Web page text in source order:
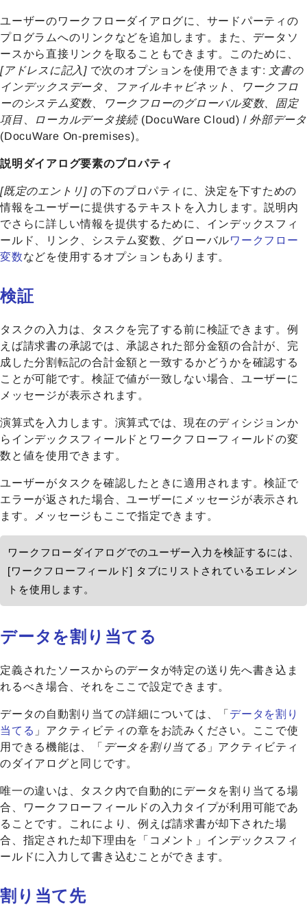
ユーザーのワークフローダイアログに、サードパーティの
プログラムへのリンクなどを追加します。また、データソ
ースから直接リンクを取ることもできます。このために、
[アドレスに記入]で次のオプションを使用できます: 文書の
インデックスデータ、ファイルキャビネット、ワークフロ
ーのシステム変数、ワークフローのグローバル変数、固定
項目
ローカルデータ接続(DocuWare Cloud) / 外部データ
(DocuWare On-premises)。
説明ダイアログ要素のプロパティ
[既定のエントリ]の下のプロパティに、決定を下すための
情報をユーザーに提供するテキストを入力します。説明内
でさらに詳しい情報を提供するために、インデックスフィ
ールド、リンク、システム変数、グローバルワークフロー
変数などを使用するオプションもあります。
検証
タスクの入力は、タスクを完了する前に検証できます。例
えば請求書の承認では、承認された部分金額の合計が、完
成した分割転記の合計金額と一致するかどうかを確認する
ことが可能です。検証で値が一致しない場合、ユーザーに
メッセージが表示されます。
演算式を入力します。演算式では、現在のディシジョンか
らインデックスフィールドとワークフローフィールドの変
数と値を使用できます。
ユーザーがタスクを確認したときに適用されます。検証で
エラーが返された場合、ユーザーにメッセージが表示され
ます。メッセージもここで指定できます。
ワークフローダイアログでのユーザー入力を検証するには、
[ワークフローフィールド] タブにリストされているエレメン
トを使用します。
データを割り当てる
定義されたソースからのデータが特定の送り先へ書き込ま
れるべき場合、それをここで設定できます。
データの自動割り当ての詳細については、「 データを割り
当てる 」アクティビティの章をお読みください。ここで使
用できる機能は、「 データを割り当てる 」アクティビティ
のダイアログと同じです。
唯一の違いは、タスク内で自動的にデータを割り当てる場
合、ワークフローフィールドの入力タイプが利用可能であ
ることです。これにより、例えば請求書が却下された場
合、指定された却下理由を「コメント」インデックスフィ
ールドに入力して書き込むことができます。
割り当て先